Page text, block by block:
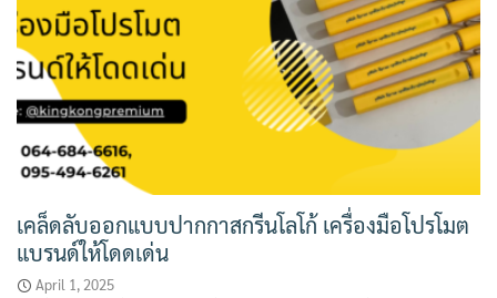
เคล็ดลับออกแบบปากกาสกรีนโลโก้ เครื่องมือโปรโมต
แบรนด์ให้โดดเด่น
April 1, 2025